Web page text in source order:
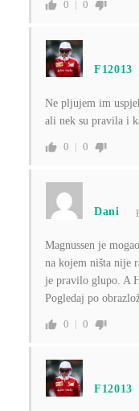
0 0
F12013
Ne pljujem im
ali nek su pravila i
0 0
Dani
Magnussen je
na kojem ništa nije
je pravilo glupo. A
Pogledaj po
0 0
F12013